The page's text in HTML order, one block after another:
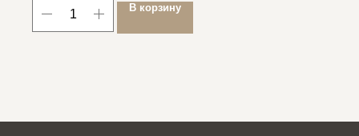
В корзину